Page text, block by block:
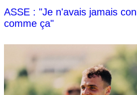
ASSE : "Je n'avais jamais
comme ça"